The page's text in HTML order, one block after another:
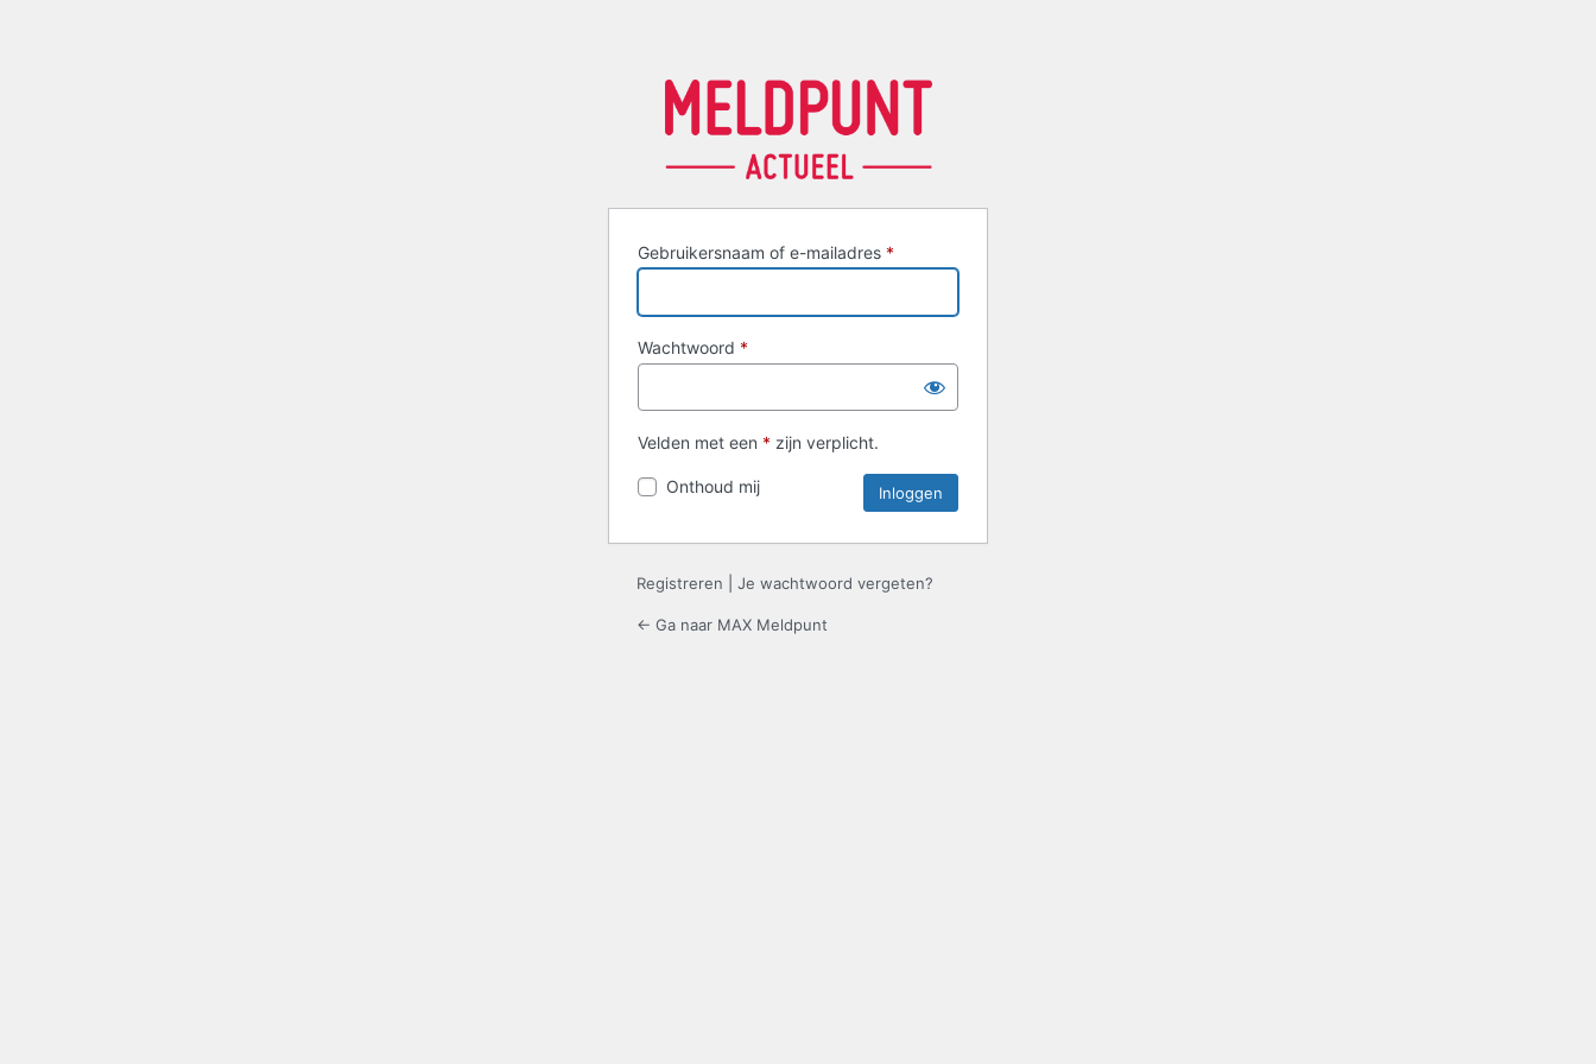
Gebruikersnaam of e-mailadres *
Wachtwoord *
Velden met een * zijn verplicht.
Onthoud mij
Registreren Je wachtwoord vergeten?
← Ga naar MAX Meldpunt